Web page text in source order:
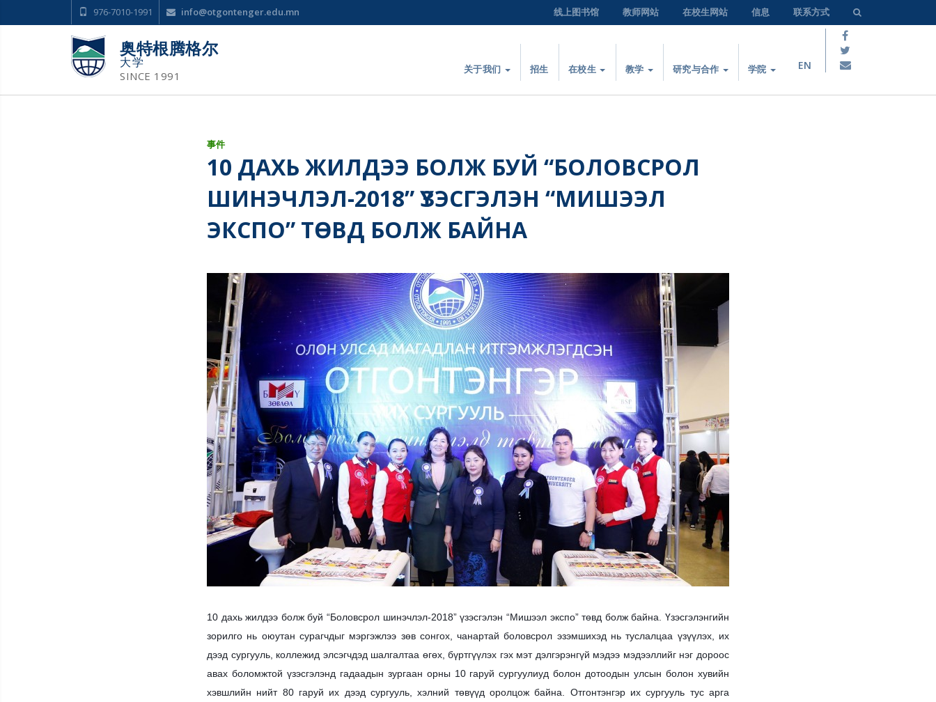
976-7010-1991 info@otgontenger.edu.mn 线上图书馆 教师网站 在校生网站 信息 联系方式
奥特根腾格尔
大学
SINCE 1991 关于我们 招生 在校生 教学 研究与合作 学院 EN
事件
10 ДАХЬ ЖИЛДЭЭ БОЛЖ БУЙ “БОЛОВСРОЛ
ШИНЭЧЛЭЛ-2018” ҮЗЭСГЭЛЭН “МИШЭЭЛ
ЭКСПО” ТӨВД БОЛЖ БАЙНА
10 дахь жилдээ болж буй “Боловсрол шинэчлэл-2018” үзэсгэлэн “Мишээл экспо” төвд болж байна. Үзэсгэлэнгийн
зорилго нь оюутан сурагчдыг мэргэжлээ зөв сонгох, чанартай боловсрол эзэмшихэд нь туслалцаа үзүүлэх, их
дээд сургууль, коллежид элсэгчдэд шалгалтаа өгөх, бүртгүүлэх гэх мэт дэлгэрэнгүй мэдээ мэдээллийг нэг дороос
авах боломжтой үзэсгэлэнд гадаадын зургаан орны 10 гаруй сургуулиуд болон дотоодын улсын болон хувийн
хэвшлийн нийт 80 гаруй их дээд сургууль, хэлний төвүүд оролцож байна. Отгонтэнгэр их сургууль тус арга